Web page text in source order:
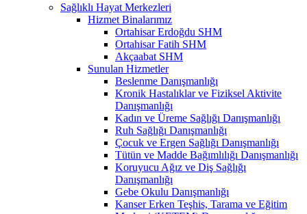
Sağlıklı Hayat Merkezleri
Hizmet Binalarımız
Ortahisar Erdoğdu SHM
Ortahisar Fatih SHM
Akçaabat SHM
Sunulan Hizmetler
Beslenme Danışmanlığı
Kronik Hastalıklar ve Fiziksel Aktivite
Danışmanlığı
Kadın ve Üreme Sağlığı Danışmanlığı
Ruh Sağlığı Danışmanlığı
Çocuk ve Ergen Sağlığı Danışmanlığı
Tütün ve Madde Bağımlılığı Danışmanlığı
Koruyucu Ağız ve Diş Sağlığı
Danışmanlığı
Gebe Okulu Danışmanlığı
Kanser Erken Teşhis, Tarama ve Eğitim